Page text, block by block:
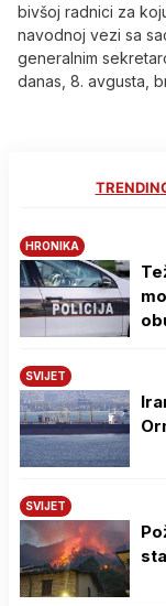
bivšoj radnici za
navodnoj vezi sa
generalnim
danas, 8. avgusta,
HRONIKA
SVIJET
SVIJET